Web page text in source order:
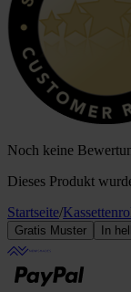
Noch keine
Dieses Produkt
Startseite/
Gratis Muster In